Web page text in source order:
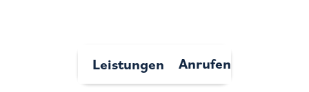
Leistungen Anrufen